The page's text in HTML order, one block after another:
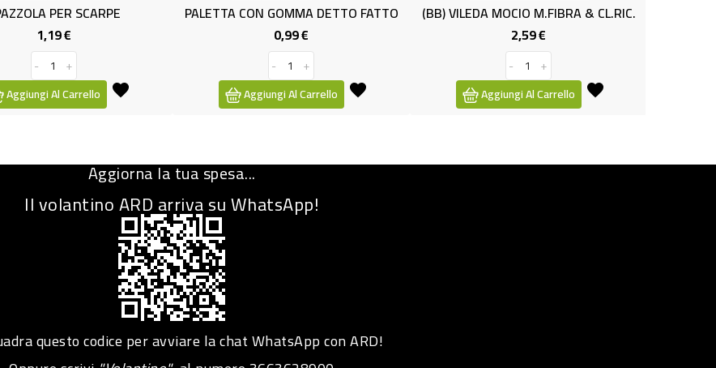
PALETTA CON GOMMA DETTO FATTO
Aggiungi Al Carrello
(BB) VILEDA MOCIO M.FIBRA & CL.RIC.
Aggiungi Al Carrello
CESTINO
Aggiorna la tua spesa...
Il volantino ARD arriva su WhatsApp!
questo codice per avviare la chat WhatsApp con ARD!